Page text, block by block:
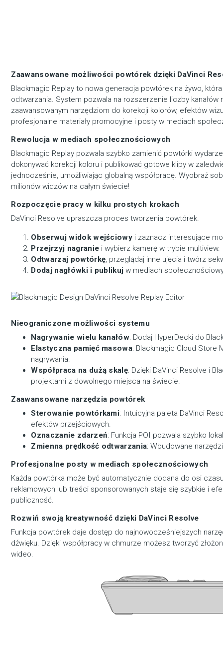
Zaawansowane możliwości powtórek dzięki DaVinci
Blackmagic Replay to nowa generacja powtórek na żywo,
odtwarzania. System pozwala na rozszerzenie liczby
zaawansowanym narzędziom do korekcji kolorów, efektów
profesjonalne materiały promocyjne i posty w mediach
Rewolucja w mediach społecznościowych
Blackmagic Replay pozwala szybko zamienić powtórki
dokonywać korekcji koloru i publikować gotowe klipy w
jednocześnie, umożliwiając globalną współpracę. Wyobraź
milionów widzów na całym świecie!
Rozpoczęcie pracy w kilku prostych krokach
DaVinci Resolve upraszcza proces tworzenia powtórek.
Obserwuj widok wejściowy i zaznacz interesujące
Przejrzyj nagranie i wybierz kamerę w trybie multiview.
Odtwarzaj powtórkę, przeglądaj inne ujęcia i twórz
Dodaj nagłówki i publikuj w mediach
Nieograniczone możliwości systemu
Nagrywanie wielu kanałów: Dodaj HyperDecki do
Elastyczna pamięć masowa: Blackmagic Cloud Store
nagrywania.
Współpraca na dużą skalę: Dzięki DaVinci Resolve i
projektami z dowolnego miejsca na świecie.
Zaawansowane narzędzia powtórek
Sterowanie powtórkami: Intuicyjna paleta DaVinci
efektów przejściowych.
Oznaczanie zdarzeń: Funkcja POI pozwala szybko
Zmienna prędkość odtwarzania: Wbudowane
Profesjonalne posty w mediach społecznościowych
Każda powtórka może być automatycznie dodana do osi
reklamowych lub treści sponsorowanych staje się szybkie i
publiczność.
Rozwiń swoją kreatywność dzięki DaVinci Resolve
Funkcja powtórek daje dostęp do najnowocześniejszych
dźwięku. Dzięki współpracy w chmurze możesz tworzyć
wideo.